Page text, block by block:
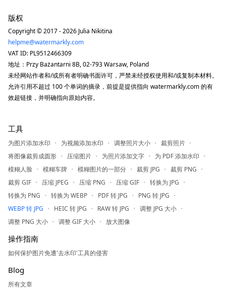
版权
Copyright © 2017 - 2026 Julia Nikitina
helpme@watermarkly.com
VAT ID: PL9512466309
地址：Przy Bażantarni 8B, 02-793 Warsaw, Poland
未经网站作者和/或所有者明确书面许可，严禁未经授权使用和/或复制本材料。
允许引用不超过 100 个单词的摘录，前提是提供指向 watermarkly.com 的有
效超链接，并明确指向原始内容。
工具
为图片添加水印 为视频添加水印 调整照片大小
裁剪照片
将图像裁剪成圆形
压缩图片 为照片添加文字
为 PDF 添加水印
模糊人脸
模糊车牌 模糊图片的一部分 裁剪 JPG
裁剪 PNG
裁剪 GIF
压缩 JPEG 压缩 PNG 压缩 GIF
转换为 JPG
转换为 PNG
转换为 WEBP PDF 转 JPG
PNG 转 JPG
WEBP 转 JPG
HEIC 转 JPG RAW 转 JPG
调整 JPG 大小
调整 PNG 大小
调整 GIF 大小 放大图像
操作指南
如何保护图片免遭'去水印'工具的侵害
Blog
所有文章